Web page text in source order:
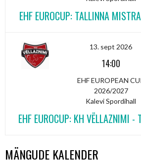
EHF EUROCUP: TALLINNA
13. sept 2026
14:00
EHF EUROPEAN
2026/2027
Kalevi Spordihall
EHF EUROCUP: KH VËLLAZNIMI -
MÄNGUDE KALENDER